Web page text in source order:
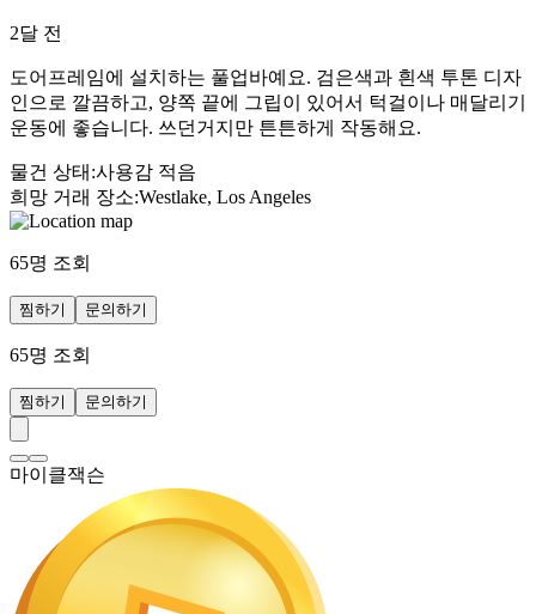
2달 전
도어프레임에 설치하는 풀업바예요. 검은색과 흰색 투톤 디자
인으로 깔끔하고, 양쪽 끝에 그립이 있어서 턱걸이나 매달리기
운동에 좋습니다. 쓰던거지만 튼튼하게 작동해요.
물건 상태 :사용감 적음
희망 거래 장소:Westlake, Los Angeles
65명 조회
찜하기 문의하기
65명 조회
찜하기 문의하기
마이클잭슨